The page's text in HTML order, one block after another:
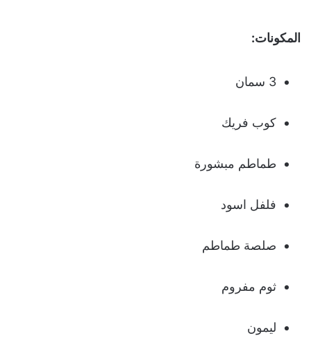
المكونات:
3 سمان
كوب فريك
طماطم مبشورة
فلفل اسود
صلصة طماطم
ثوم مفروم
ليمون